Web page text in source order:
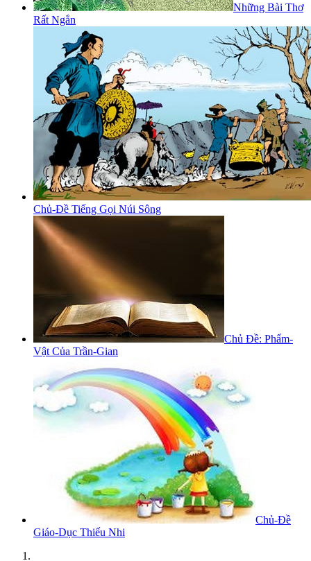
Những Bài Thơ
Rất Ngắn
Chủ-Đề Tiếng Gọi Núi Sông
Chủ Đề: Phẩm-
Vật Của Trần-Gian
Chủ-Đề
Giáo-Dục Thiếu Nhi